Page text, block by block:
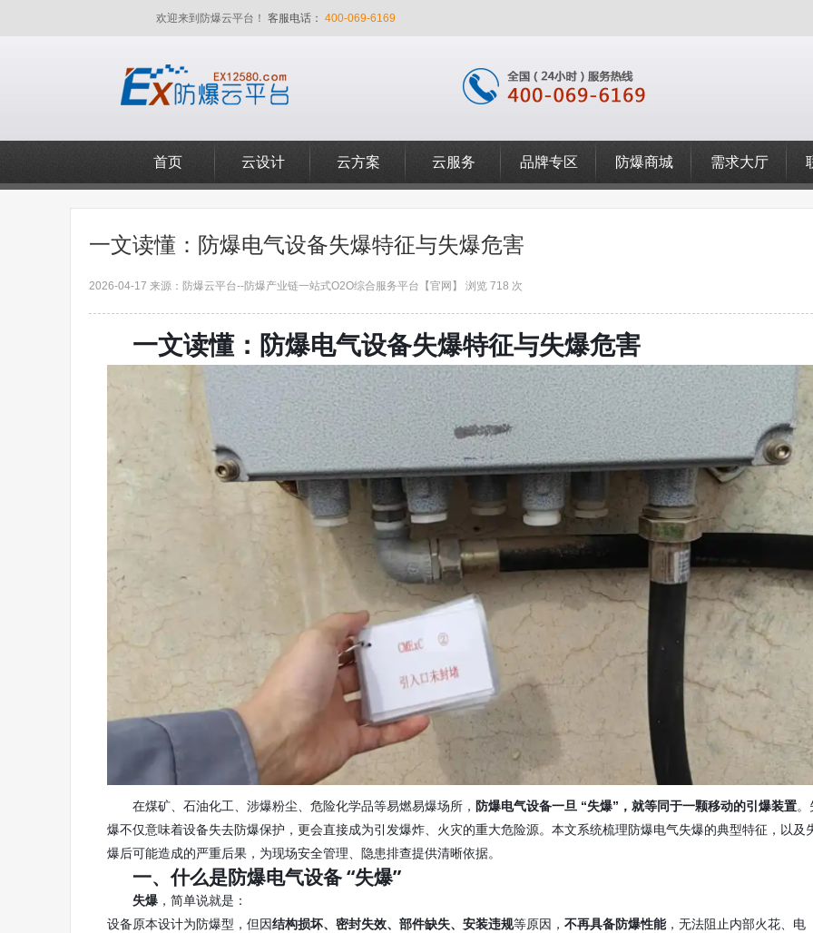
欢迎来到防爆云平台！ 客服电话： 400-069-6169
首页 云设计 云方案 云服务 品牌专区 防爆商城 需求大厅
一文读懂：防爆电气设备失爆特征与失爆危害
2026-04-17 来源：防爆云平台--防爆产业链一站式O2O综合服务平台【官网】 浏览 718 次
一文读懂：防爆电气设备失爆特征与失爆危害
在煤矿、石油化工、涉爆粉尘、危险化学品等易燃易爆场所， 防爆电气设备一旦 “失爆”，就等同于一颗移动的引爆装置。
爆不仅意味着设备失去防爆保护，更会直接成为引发爆炸、火灾的重大危险源。本文系统梳理防爆电气失爆的典型特征，以及
爆后可能造成的严重后果，为现场安全管理、隐患排查提供清晰依据。
一、什么是防爆电气设备 “失爆”
失爆 ，简单说就是：
设备原本设计为防爆型，但因结构损坏、密封失效、部件缺失、安装违规等原因， 不再具备防爆性能，无法阻止内部火花、电